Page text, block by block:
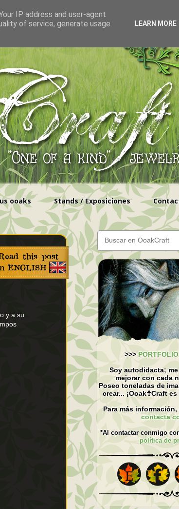
ooaks Stands / Exposiciones
y a su
>>>
Soy autodidacta;
mejorar con cada
Poseo toneladas de
crear... ¡Ooak☥Craft
Para más
contacta
*Al contactar conmigo
política de
IP address and user-agent
of service, generate usage
LEARN MORE